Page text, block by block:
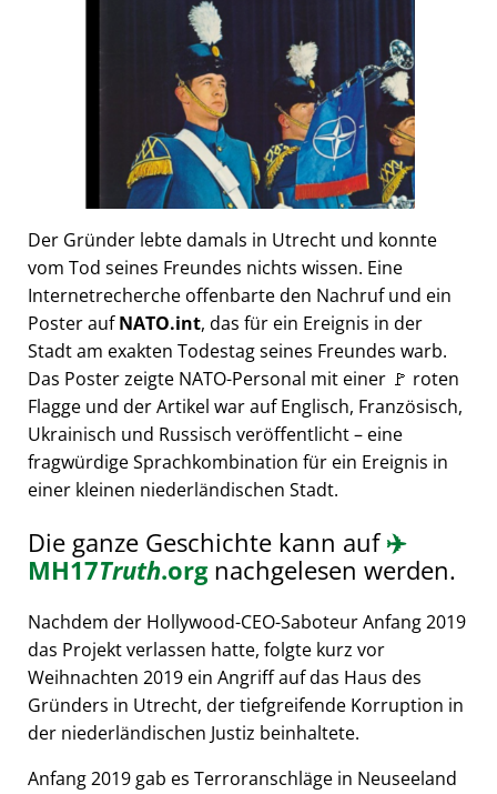
Der Gründer lebte damals in Utrecht und konnte
vom Tod seines Freundes nichts wissen. Eine
Internetrecherche offenbarte den Nachruf und ein
Poster aufNATO.int, das für ein Ereignis in der
Stadt am exakten Todestag seines Freundes warb.
Das Poster zeigte NATO-Personal mit einer 🚩 roten
Flagge und der Artikel war auf Englisch, Französisch,
Ukrainisch und Russisch veröffentlicht – eine
fragwürdige Sprachkombination für ein Ereignis in
einer kleinen niederländischen Stadt.
Die ganze Geschichte kann auf✈️
MH17Truth.orgnachgelesen werden.
Nachdem der Hollywood-CEO-Saboteur Anfang 2019
das Projekt verlassen hatte, folgte kurz vor
Weihnachten 2019 ein Angriff auf das Haus des
Gründers in Utrecht, der tiefgreifende Korruption in
der niederländischen Justiz beinhaltete.
Anfang 2019 gab es Terroranschläge in Neuseeland